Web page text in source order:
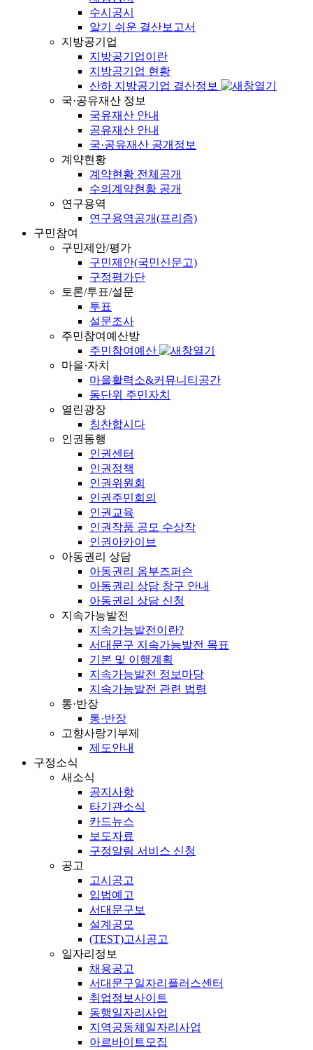
수시공시
알기 쉬운 결산보고서
지방공기업
지방공기업이란
지방공기업 현황
산하 지방공기업 결산정보
국·공유재산 정보
국유재산 안내
공유재산 안내
국·공유재산 공개정보
계약현황
계약현황 전체공개
수의계약현황 공개
연구용역
연구용역공개(프리즘)
구민참여
구민제안/평가
구민제안(국민신문고)
구정평가단
토론/투표/설문
투표
설문조사
주민참여예산방
주민참여예산
마을·자치
마을활력소&커뮤니티공간
동단위 주민자치
열린광장
칭찬합시다
인권동행
인권센터
인권정책
인권위원회
인권주민회의
인권교육
인권작품 공모 수상작
인권아카이브
아동권리 상담
아동권리 옴부즈퍼슨
아동권리 상담 창구 안내
아동권리 상담 신청
지속가능발전
지속가능발전이란?
서대문구 지속가능발전 목표
기본 및 이행계획
지속가능발전 정보마당
지속가능발전 관련 법령
통·반장
통·반장
고향사랑기부제
제도안내
구정소식
새소식
공지사항
타기관소식
카드뉴스
보도자료
구정알림 서비스 신청
공고
고시공고
입법예고
서대문구보
설계공모
(TEST)고시공고
일자리정보
채용공고
서대문구일자리플러스센터
취업정보사이트
동행일자리사업
지역공동체일자리사업
아르바이트모집